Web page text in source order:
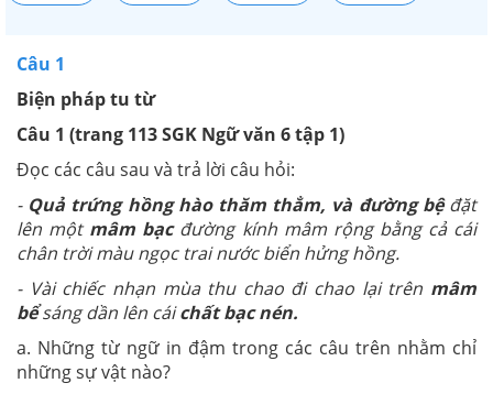
Câu 1
Biện pháp tu từ
Câu 1 (trang 113 SGK Ngữ văn 6 tập 1)
Đọc các câu sau và trả lời câu hỏi:
- Quả trứng hồng hào thăm thẳm, và đường bệđặt
lên một mâm bạc đường kính mâm rộng bằng cả cái
chân trời màu ngọc trai nước biển hửng hồng.
- Vài chiếc nhạn mùa thu chao đi chao lại trên mâm
bểsáng dần lên cáichất bạc nén.
a. Những từ ngữ in đậm trong các câu trên nhằm chỉ
những sự vật nào?